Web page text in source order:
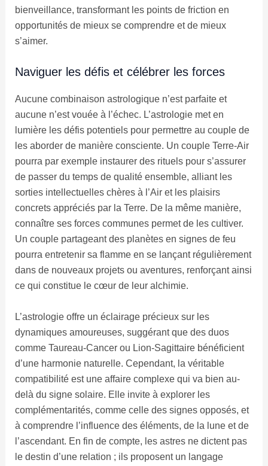
bienveillance, transformant les points de friction en
opportunités de mieux se comprendre et de mieux
s’aimer.
Naviguer les défis et célébrer les forces
Aucune combinaison astrologique n’est parfaite et
aucune n’est vouée à l’échec. L’astrologie met en
lumière les défis potentiels pour permettre au couple de
les aborder de manière consciente. Un couple Terre-Air
pourra par exemple instaurer des rituels pour s’assurer
de passer du temps de qualité ensemble, alliant les
sorties intellectuelles chères à l’Air et les plaisirs
concrets appréciés par la Terre. De la même manière,
connaître ses forces communes permet de les cultiver.
Un couple partageant des planètes en signes de feu
pourra entretenir sa flamme en se lançant régulièrement
dans de nouveaux projets ou aventures, renforçant ainsi
ce qui constitue le cœur de leur alchimie.
L’astrologie offre un éclairage précieux sur les
dynamiques amoureuses, suggérant que des duos
comme Taureau-Cancer ou Lion-Sagittaire bénéficient
d’une harmonie naturelle. Cependant, la véritable
compatibilité est une affaire complexe qui va bien au-
delà du signe solaire. Elle invite à explorer les
complémentarités, comme celle des signes opposés, et
à comprendre l’influence des éléments, de la lune et de
l’ascendant. En fin de compte, les astres ne dictent pas
le destin d’une relation ; ils proposent un langage